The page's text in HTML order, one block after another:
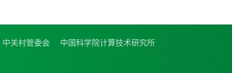
中关村管委会 中国科学院计算技术研究所